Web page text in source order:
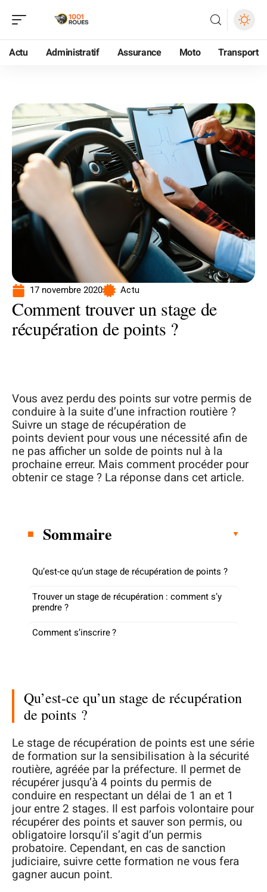
Actu Administratif Assurance Moto Transport
17 novembre 2020 Actu
Comment trouver un stage de
récupération de points ?
Vous avez perdu des points sur votre permis de
conduire à la suite d’une infraction routière ?
Suivre un stage de récupération de
points devient pour vous une nécessité afin de
ne pas afficher un solde de points nul à la
prochaine erreur. Mais comment procéder pour
obtenir ce stage ? La réponse dans cet article.
Sommaire
Qu’est-ce qu’un stage de récupération de points ?
Trouver un stage de récupération : comment s’y
prendre ?
Comment s’inscrire ?
Qu’est-ce qu’un stage de récupération
de points ?
Le stage de récupération de points est une série
de formation sur la sensibilisation à la sécurité
routière, agréée par la préfecture. Il permet de
récupérer jusqu’à 4 points du permis de
conduire en respectant un délai de 1 an et 1
jour entre 2 stages. Il est parfois volontaire pour
récupérer des points et sauver son permis, ou
obligatoire lorsqu’il s’agit d’un permis
probatoire. Cependant, en cas de sanction
judiciaire, suivre cette formation ne vous fera
gagner aucun point.